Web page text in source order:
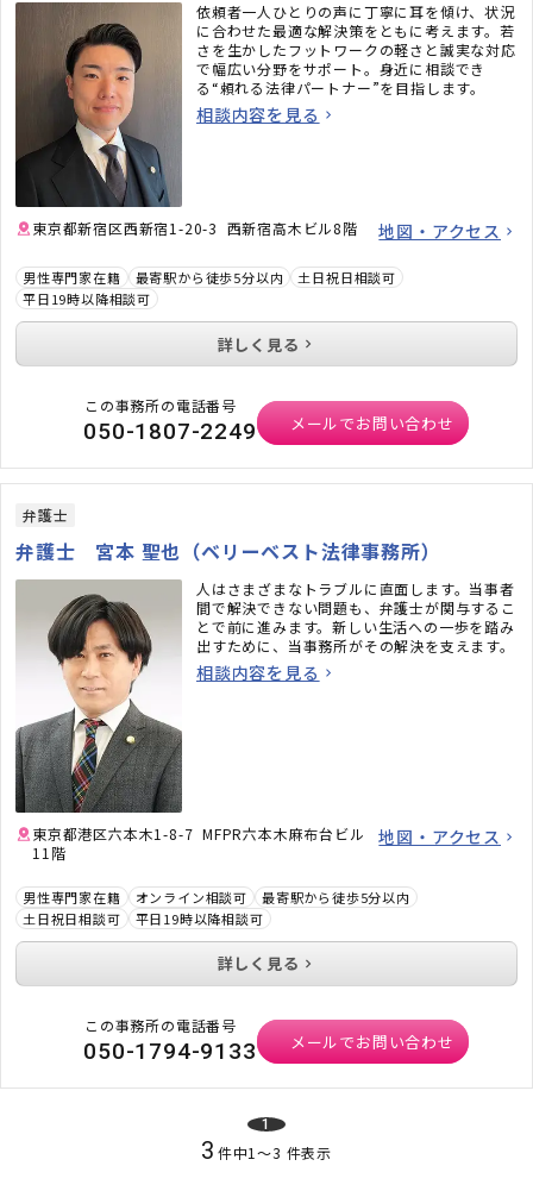
依頼者一人ひとりの声に丁寧に耳を傾け、状況
に合わせた最適な解決策をともに考えます。若
さを生かしたフットワークの軽さと誠実な対応
で幅広い分野をサポート。身近に相談でき
る“頼れる法律パートナー”を目指します。
相談内容を見る
東京都新宿区西新宿1-20-3 西新宿高木ビル8階 地図・アクセス
男性専門家在籍 最寄駅から徒歩5分以内
土日祝日相談可
平日19時以降相談可
詳しく見る
この事務所の電話番号
050-1807-2249 メールでお問い合わせ
弁護士
弁護士 宮本 聖也（ベリーベスト法律事務所）
人はさまざまなトラブルに直面します。当事者
間で解決できない問題も、弁護士が関与するこ
とで前に進みます。新しい生活への一歩を踏み
出すために、当事務所がその解決を支えます。
相談内容を見る
東京都港区六本木1-8-7 MFPR六本木麻布台ビル
11階
地図・アクセス
男性専門家在籍 オンライン相談可
最寄駅から徒歩5分以内
土日祝日相談可
平日19時以降相談可
詳しく見る
この事務所の電話番号
050-1794-9133 メールでお問い合わせ
1
3 件中1〜3 件表示